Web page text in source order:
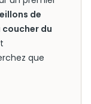
de
du
que